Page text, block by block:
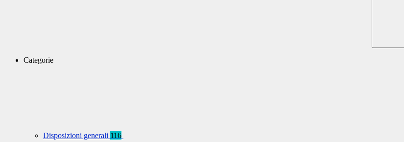
Categorie
Disposizioni generali 116